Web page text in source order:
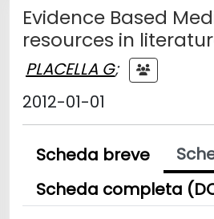
Evidence Based
resources in
PLACELLA G;
2012-01-01
Scheda breve
Scheda completa